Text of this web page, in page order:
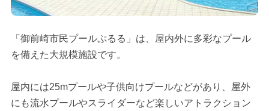
「御前崎市民プールぷるる」は、屋内外に多彩なプール
を備えた大規模施設です。
屋内には25mプールや子供向けプールなどがあり、屋外
にも流水プールやスライダーなど楽しいアトラクション